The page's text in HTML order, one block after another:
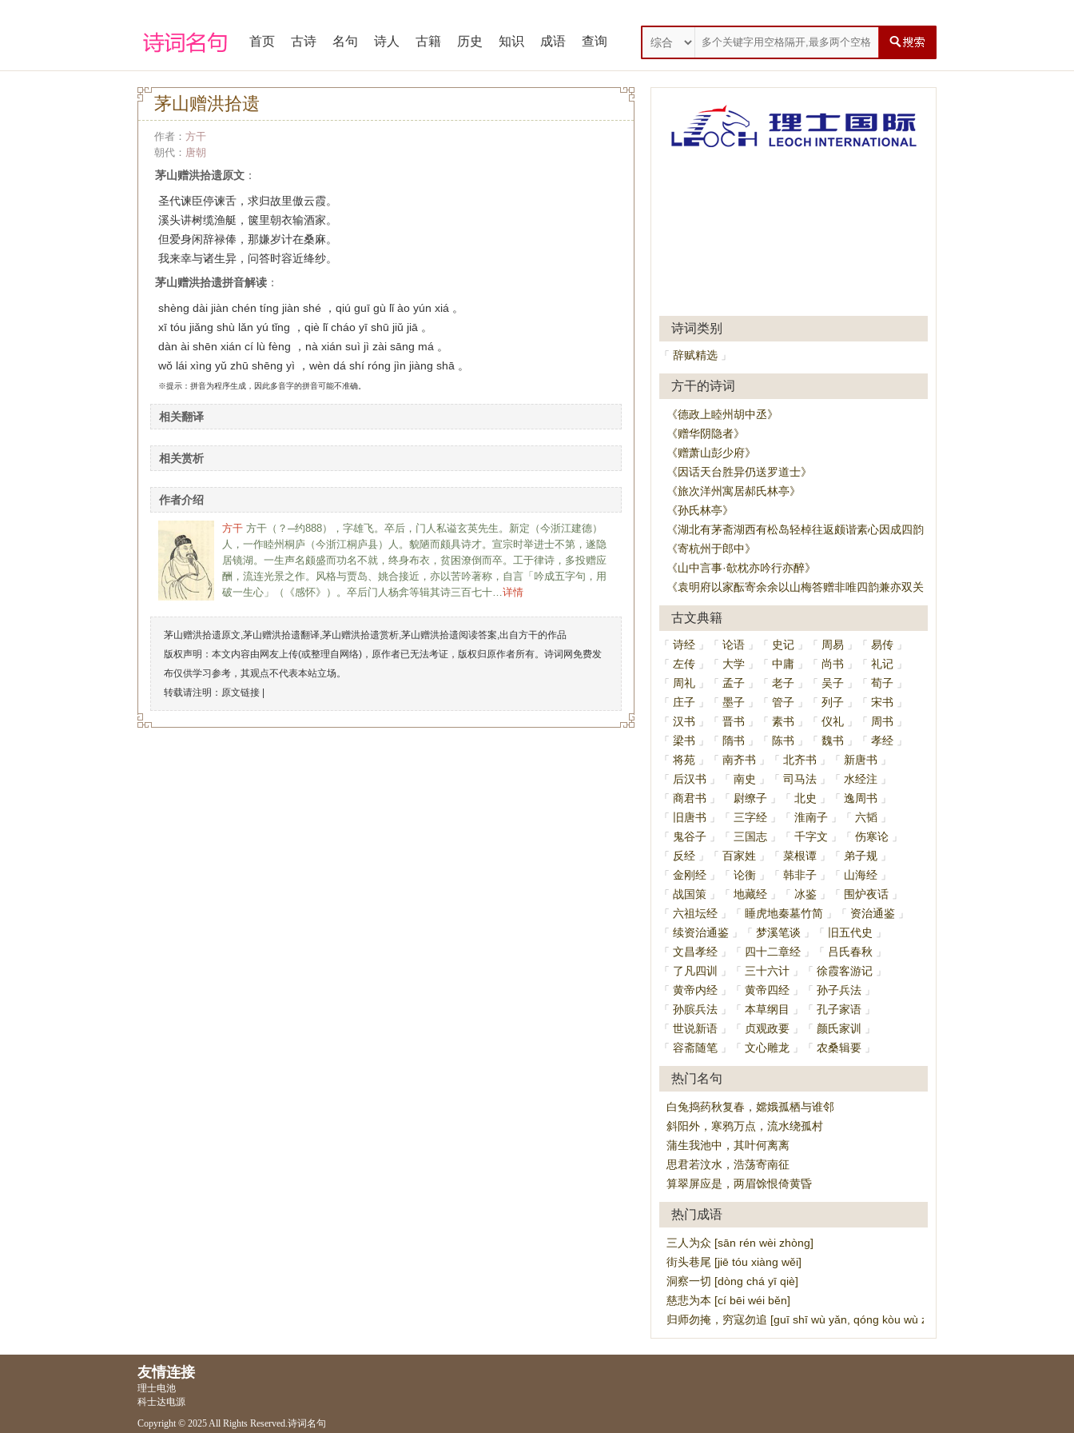
首页 古诗 名句 诗人 古籍 历史 知识 成语 查询
茅山赠洪拾遗
作者： 方干
朝代： 唐朝
茅山赠洪拾遗原文 ：
圣代谏臣停谏舌，求归故里傲云霞。
溪头讲树缆渔艇，箧里朝衣输酒家。
但爱身闲辞禄俸，那嫌岁计在桑麻。
我来幸与诸生异，问答时容近绛纱。
茅山赠洪拾遗拼音解读 ：
shèng dài jiàn chén tíng jiàn shé ，qiú guī gù lǐ ào yún xiá 。
xī tóu jiǎng shù lǎn yú tǐng ，qiè lǐ cháo yī shū jiǔ jiā 。
dàn ài shēn xián cí lù fèng ，nà xián suì jì zài sāng má 。
wǒ lái xìng yǔ zhū shēng yì ，wèn dá shí róng jìn jiàng shā 。
※提示：拼音为程序生成，因此多音字的拼音可能不准确。
相关翻译
相关赏析
作者介绍
方干 方干（？─约888），字雄飞。卒后，门人私谥玄英先生。新定（今浙江建德）
人，一作睦州桐庐（今浙江桐庐县）人。貌陋而颇具诗才。宣宗时举进士不第，遂隐
居镜湖。一生声名颇盛而功名不就，终身布衣，贫困潦倒而卒。工于律诗，多投赠应
酬，流连光景之作。风格与贾岛、姚合接近，亦以苦吟著称，自言「吟成五字句，用
破一生心」（《感怀》）。卒后门人杨弇等辑其诗三百七十…详情
茅山赠洪拾遗原文,茅山赠洪拾遗翻译,茅山赠洪拾遗赏析,茅山赠洪拾遗阅读答案,出自方干的作品
版权声明：本文内容由网友上传(或整理自网络)，原作者已无法考证，版权归原作者所有。诗词网免费发
布仅供学习参考，其观点不代表本站立场。
转载请注明：原文链接 |
诗词类别
「 辞赋精选 」
方干的诗词
《德政上睦州胡中丞》
《赠华阴隐者》
《赠萧山彭少府》
《因话天台胜异仍送罗道士》
《旅次洋州寓居郝氏林亭》
《孙氏林亭》
《湖北有茅斋湖西有松岛轻棹往返颇谐素心因成四韵》
《寄杭州于郎中》
《山中言事·欹枕亦吟行亦醉》
《袁明府以家酝寄余余以山梅答赠非唯四韵兼亦双关》
古文典籍
「 诗经 」 「 论语 」 「 史记 」 「 周易 」 「 易传 」
「
左传 」 「 大学 」 「 中庸 」 「 尚书 」 「 礼记 」
「
周礼 」 「 孟子 」 「 老子 」 「 吴子 」 「 荀子 」
「
庄子 」 「 墨子 」 「 管子 」 「 列子 」 「 宋书
」
「 汉书 」 「 晋书 」 「 素书 」 「 仪礼 」 「 周书
」
「 梁书 」 「 隋书 」 「 陈书 」 「 魏书 」 「 孝经 」
「 将苑 」 「 南齐书 」 「 北齐书 」 「 新唐书
」
「
后汉书 」 「 南史 」 「 司马法 」 「 水经注
」
「 商君书 」 「 尉缭子 」 「 北史 」 「 逸周书
」
「
旧唐书 」 「 三字经 」 「 淮南子 」 「 六韬 」
「
鬼谷子 」 「 三国志 」 「 千字文 」 「 伤寒论 」
「
反经 」 「 百家姓 」 「 菜根谭 」 「 弟子规 」
「 金刚经 」 「 论衡 」 「 韩非子 」 「 山海经 」
「 战国策 」 「 地藏经 」 「 冰鉴 」 「 围炉夜话 」
「 六祖坛经 」 「 睡虎地秦墓竹简 」 「 资治通鉴 」
「 续资治通鉴 」 「 梦溪笔谈 」 「 旧五代史
」
「 文昌孝经 」 「 四十二章经 」 「 吕氏春秋
」
「
了凡四训 」 「 三十六计 」 「 徐霞客游记 」
「 黄帝内经 」 「 黄帝四经 」 「 孙子兵法 」
「 孙膑兵法 」 「 本草纲目 」 「 孔子家语 」
「 世说新语 」 「 贞观政要 」 「 颜氏家训
」
「 容斋随笔 」 「 文心雕龙 」 「 农桑辑要 」
热门名句
白兔捣药秋复春，嫦娥孤栖与谁邻
斜阳外，寒鸦万点，流水绕孤村
蒲生我池中，其叶何离离
思君若汶水，浩荡寄南征
算翠屏应是，两眉馀恨倚黄昏
热门成语
三人为众 [sān rén wèi zhòng]
街头巷尾 [jiē tóu xiàng wěi]
洞察一切 [dòng chá yī qiè]
慈悲为本 [cí bēi wéi běn]
归师勿掩，穷寇勿追 [guī shī wù yǎn, qóng kòu wù zhuī]
友情连接
理士电池
科士达电源
Copyright © 2025 All Rights Reserved.诗词名句